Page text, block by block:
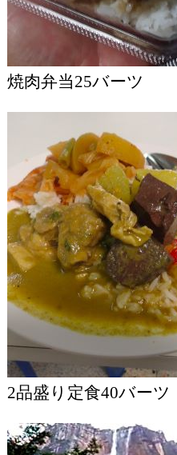
焼肉弁当25バーツ
2品盛り定食40バーツ